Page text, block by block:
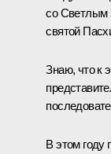
со Светлым
святой
Знаю, что к
В этом году